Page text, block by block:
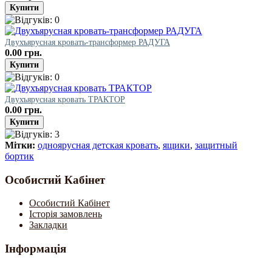
Двухъярусная кровать-трансформер РАДУГА
0.00 грн.
Двухъярусная кровать ТРАКТОР
0.00 грн.
Мітки: одноярусная детская кровать, ящики, защитный
бортик
Особистий Кабінет
Особистий Кабінет
Історія замовлень
Закладки
Інформація